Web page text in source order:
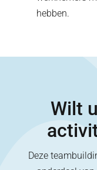
hebben.
Wilt
Deze